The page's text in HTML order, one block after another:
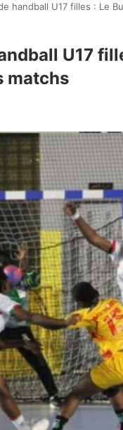
handball U17 filles : Le
U17
matchs